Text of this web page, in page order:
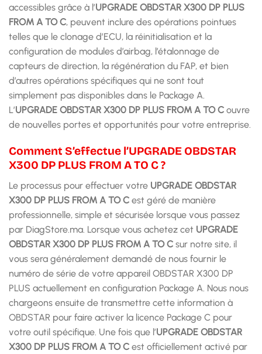
accessibles grâce à l’UPGRADE OBDSTAR X300 DP PLUS
FROM A TO C, peuvent inclure des opérations pointues
telles que le clonage d’ECU, la réinitialisation et la
configuration de modules d’airbag, l’étalonnage de
capteurs de direction, la régénération du FAP, et bien
d’autres opérations spécifiques qui ne sont tout
simplement pas disponibles dans le Package A.
L’UPGRADE OBDSTAR X300 DP PLUS FROM A TO C ouvre
de nouvelles portes et opportunités pour votre entreprise.
Comment S’effectue l’UPGRADE OBDSTAR
X300 DP PLUS FROM A TO C ?
Le processus pour effectuer votre UPGRADE OBDSTAR
X300 DP PLUS FROM A TO C est géré de manière
professionnelle, simple et sécurisée lorsque vous passez
par DiagStore.ma. Lorsque vous achetez cet UPGRADE
OBDSTAR X300 DP PLUS FROM A TO C sur notre site, il
vous sera généralement demandé de nous fournir le
numéro de série de votre appareil OBDSTAR X300 DP
PLUS actuellement en configuration Package A. Nous nous
chargeons ensuite de transmettre cette information à
OBDSTAR pour faire activer la licence Package C pour
votre outil spécifique. Une fois que l’UPGRADE OBDSTAR
X300 DP PLUS FROM A TO C est officiellement activé par